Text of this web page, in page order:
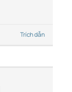
Trích dẫn